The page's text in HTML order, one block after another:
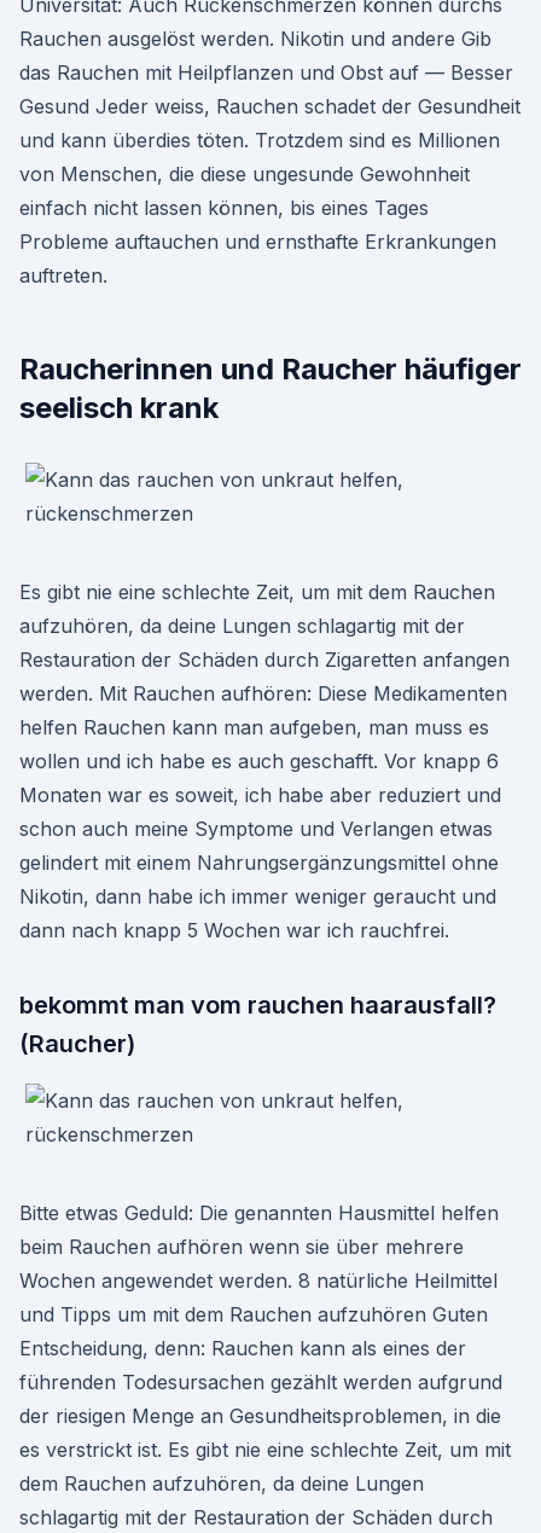
Universität: Auch Rückenschmerzen können durchs
Rauchen ausgelöst werden. Nikotin und andere Gib
das Rauchen mit Heilpflanzen und Obst auf — Besser
Gesund Jeder weiss, Rauchen schadet der Gesundheit
und kann überdies töten. Trotzdem sind es Millionen
von Menschen, die diese ungesunde Gewohnheit
einfach nicht lassen können, bis eines Tages
Probleme auftauchen und ernsthafte Erkrankungen
auftreten.
Raucherinnen und Raucher häufiger
seelisch krank
Es gibt nie eine schlechte Zeit, um mit dem Rauchen
aufzuhören, da deine Lungen schlagartig mit der
Restauration der Schäden durch Zigaretten anfangen
werden. Mit Rauchen aufhören: Diese Medikamenten
helfen Rauchen kann man aufgeben, man muss es
wollen und ich habe es auch geschafft. Vor knapp 6
Monaten war es soweit, ich habe aber reduziert und
schon auch meine Symptome und Verlangen etwas
gelindert mit einem Nahrungsergänzungsmittel ohne
Nikotin, dann habe ich immer weniger geraucht und
dann nach knapp 5 Wochen war ich rauchfrei.
bekommt man vom rauchen haarausfall?
(Raucher)
Bitte etwas Geduld: Die genannten Hausmittel helfen
beim Rauchen aufhören wenn sie über mehrere
Wochen angewendet werden. 8 natürliche Heilmittel
und Tipps um mit dem Rauchen aufzuhören Guten
Entscheidung, denn: Rauchen kann als eines der
führenden Todesursachen gezählt werden aufgrund
der riesigen Menge an Gesundheitsproblemen, in die
es verstrickt ist. Es gibt nie eine schlechte Zeit, um mit
dem Rauchen aufzuhören, da deine Lungen
schlagartig mit der Restauration der Schäden durch